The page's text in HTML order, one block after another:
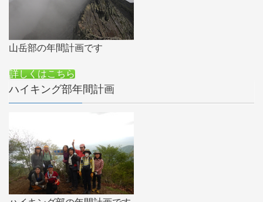
山岳部の年間計画です
詳しくはこちら
ハイキング部年間計画